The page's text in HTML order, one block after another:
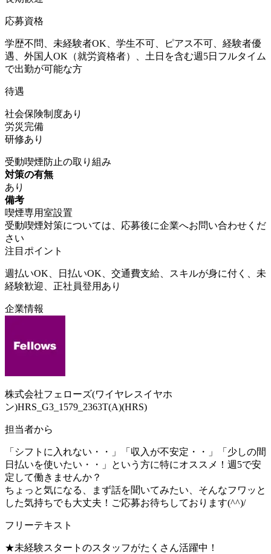
応募資格
学歴不問、未経験者OK、学生不可、ピアス不可、経験者優
遇、外国人OK（就労資格者）、土日を含む週5日フルタイム
で出勤が可能な方
待遇
社会保険制度あり
労災完備
研修あり
受動喫煙防止の取り組み
対策の有無
あり
備考
喫煙専用室設置
受動喫煙対策については、応募後に企業へお問い合わせくだ
さい
注目ポイント
週払いOK、日払いOK、交通費支給、スキルが身に付く、未
経験歓迎、正社員登用あり
企業情報
株式会社フェローズ(ワイヤレスイヤホ
ン)HRS_G3_1579_2363T(A)(HRS)
担当者から
「シフトに入れない・・」「収入が不安定・・」「少しの間
日払いを使いたい・・」という方に特にオススメ！週5で安
定して働きませんか？
ちょっと気になる、まず話を聞いてみたい、そんなフワッと
した気持ちでも大丈夫！ご応募お待ちしております(^^)/
フリーテキスト
★未経験スタートのスタッフがたくさん活躍中！